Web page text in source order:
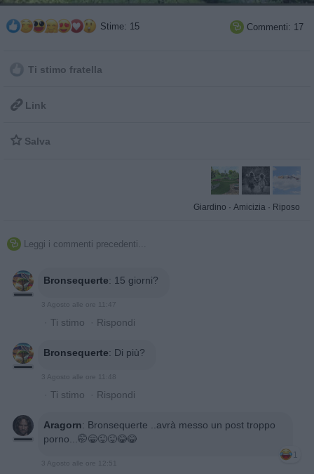
Stime: 15  Commenti: 17
Ti stimo fratella
 Link
 Salva
Giardino · Amicizia · Riposo
 Leggi i commenti precedenti...
Bronsequerte: 15 giorni?
3 Agosto alle ore 11:47
· Ti stimo · Rispondi
Bronsequerte: Di più?
3 Agosto alle ore 11:48
· Ti stimo · Rispondi
Aragorn: Bronsequerte ..avrà messo un post troppo
porno...🤭😁😜😜😂😂
1
3 Agosto alle ore 12:51